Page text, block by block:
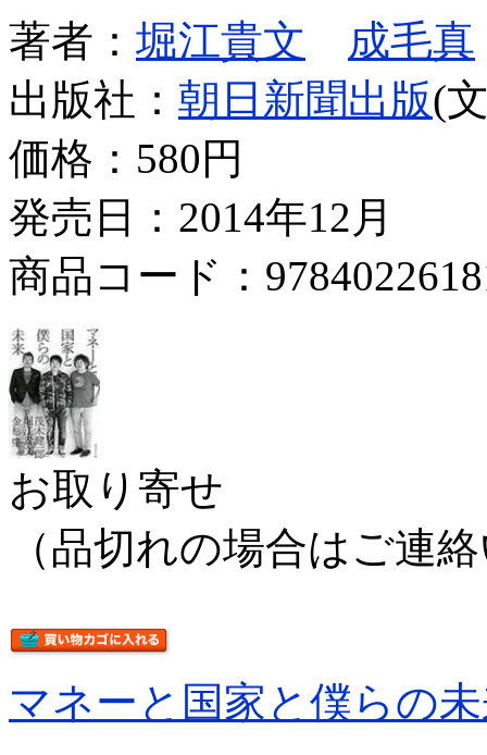
著者： 堀江貴文
成毛真
出版社： 朝日新聞出版(
価格： 580円
発売日：2014年12月
商品コード：
お取り寄せ
（品切れの場合はご連
マネーと国家と僕らの